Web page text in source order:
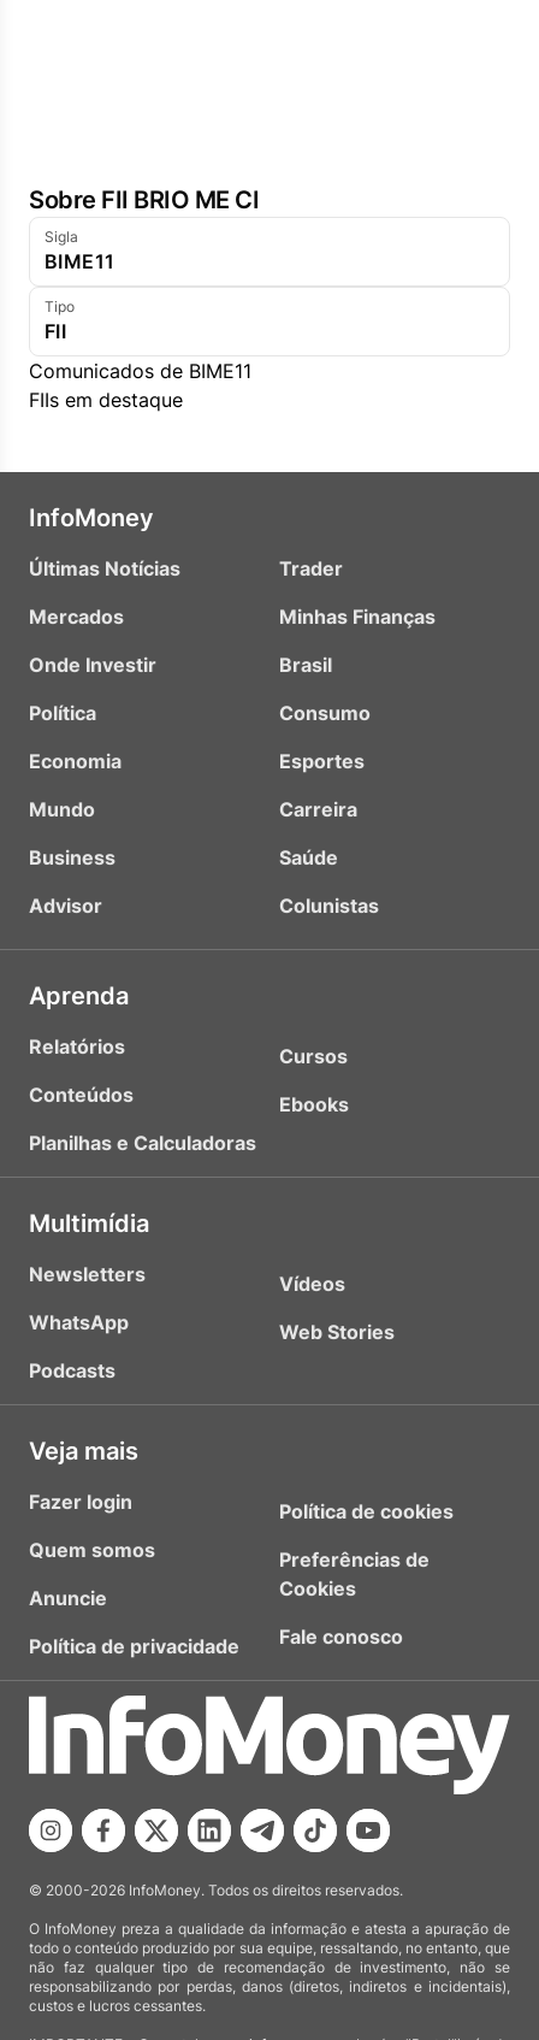
Sobre FII BRIO ME CI
Sigla
BIME11
Tipo
FII
Comunicados de BIME11
FIIs em destaque
InfoMoney
Últimas Notícias
Mercados
Onde Investir
Política
Economia
Mundo
Business
Advisor
Trader
Minhas Finanças
Brasil
Consumo
Esportes
Carreira
Saúde
Colunistas
Aprenda
Relatórios
Conteúdos
Planilhas e Calculadoras
Cursos
Ebooks
Multimídia
Newsletters
WhatsApp
Podcasts
Vídeos
Web Stories
Veja mais
Fazer login
Quem somos
Anuncie
Política de privacidade
Política de cookies
Preferências de
Cookies
Fale conosco
© 2000-2026 InfoMoney. Todos os direitos reservados.
O InfoMoney preza a qualidade da informação e atesta a apuração de
todo o conteúdo produzido por sua equipe, ressaltando, no entanto, que
não faz qualquer tipo de recomendação de investimento, não se
responsabilizando por perdas, danos (diretos, indiretos e incidentais),
custos e lucros cessantes.